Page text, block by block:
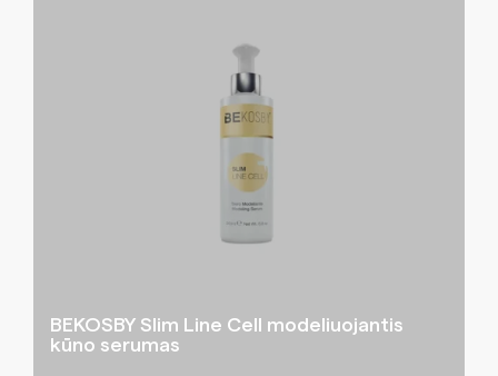
BEKOSBY Slim Line Cell modeliuojantis
kūno serumas